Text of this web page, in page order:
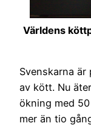
Världens
Svenskarna
av kött. Nu
ökning med
mer än tio